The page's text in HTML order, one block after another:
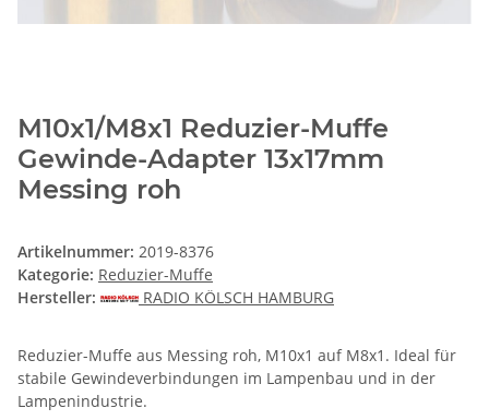
M10x1/M8x1 Reduzier-Muffe
Gewinde-Adapter 13x17mm
Messing roh
Artikelnummer: 2019-8376
Kategorie: Reduzier-Muffe
Hersteller:
RADIO KÖLSCH HAMBURG
Reduzier-Muffe aus Messing roh, M10x1 auf M8x1. Ideal für
stabile Gewindeverbindungen im Lampenbau und in der
Lampenindustrie.